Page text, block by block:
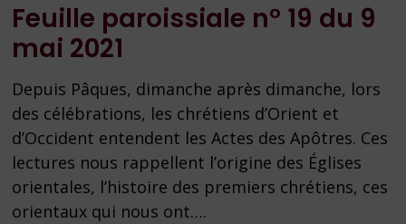
Feuille paroissiale n° 19 du 9
mai 2021
Depuis Pâques, dimanche après dimanche, lors
des célébrations, les chrétiens d’Orient et
d’Occident entendent les Actes des Apôtres. Ces
lectures nous rappellent l’origine des Églises
orientales, l’histoire des premiers chrétiens, ces
orientaux qui nous ont….